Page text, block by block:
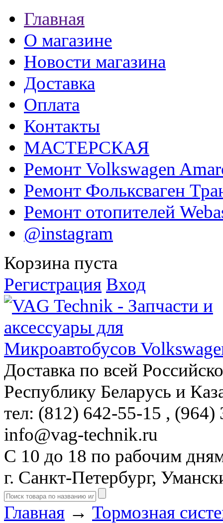
Главная
О магазине
Новости магазина
Доставка
Оплата
Контакты
МАСТЕРСКАЯ
Ремонт Volkswagen
Ремонт Фольксваген
Ремонт отопителей
@instagram
Корзина пуста
Регистрация Вход
Доставка по всей
Республику Беларусь и
тел: (812) 642-55-15 , (964)
info@vag-technik.ru
С 10 до 18 по рабочим
г. Санкт-Петербург,
Главная → Тормозная